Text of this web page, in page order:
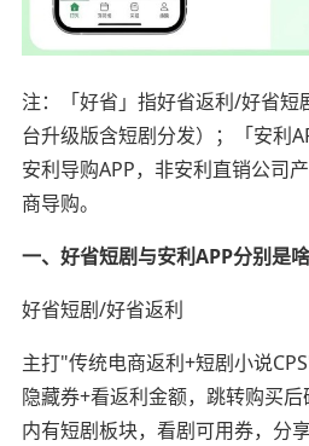
注：「好省」指好省返利/好省
台升级版含短剧分发）；「安利
安利导购APP，非安利直销公司
商导购。
一、好省短剧与安利APP分别是啥
好省短剧/好省返利
主打"传统电商返利+短剧小说
隐藏券+看返利金额，跳转购买
内有短剧板块，看剧可用券，分